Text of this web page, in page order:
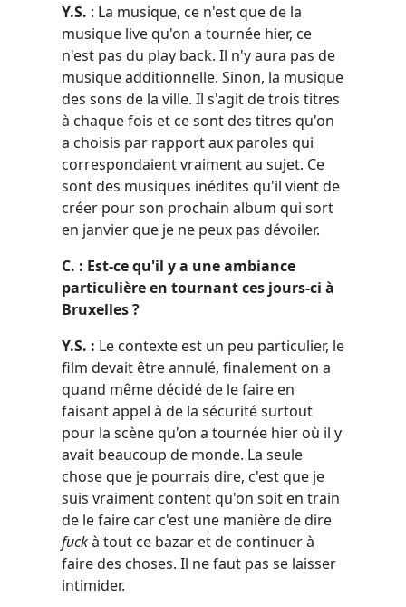
Y.S. : La musique, ce n'est que de la
musique live qu'on a tournée hier, ce
n'est pas du play back. Il n'y aura pas de
musique additionnelle. Sinon, la musique
des sons de la ville. Il s'agit de trois titres
à chaque fois et ce sont des titres qu'on
a choisis par rapport aux paroles qui
correspondaient vraiment au sujet. Ce
sont des musiques inédites qu'il vient de
créer pour son prochain album qui sort
en janvier que je ne peux pas dévoiler.
C. : Est-ce qu'il y a une ambiance
particulière en tournant ces jours-ci à
Bruxelles ?
Y.S. : Le contexte est un peu particulier, le
film devait être annulé, finalement on a
quand même décidé de le faire en
faisant appel à de la sécurité surtout
pour la scène qu'on a tournée hier où il y
avait beaucoup de monde. La seule
chose que je pourrais dire, c'est que je
suis vraiment content qu'on soit en train
de le faire car c'est une manière de dire
fuckà tout ce bazar et de continuer à
faire des choses. Il ne faut pas se laisser
intimider.